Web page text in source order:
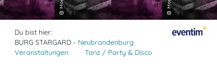
Du bist hier:
BURG STARGARD - Neubrandenburg
Veranstaltungen
Tanz / Party & Disco